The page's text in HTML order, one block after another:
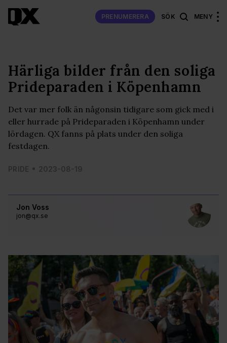
PRENUMERERA SÖK MENY
Jon Voss
jon@qx.se
Härliga bilder från den soliga
Prideparaden i Köpenhamn
Det var mer folk än någonsin tidigare som gick med i
eller hurrade på Prideparaden i Köpenhamn under
lördagen. QX fanns på plats under den soliga
festdagen.
PRIDE 2023-08-19